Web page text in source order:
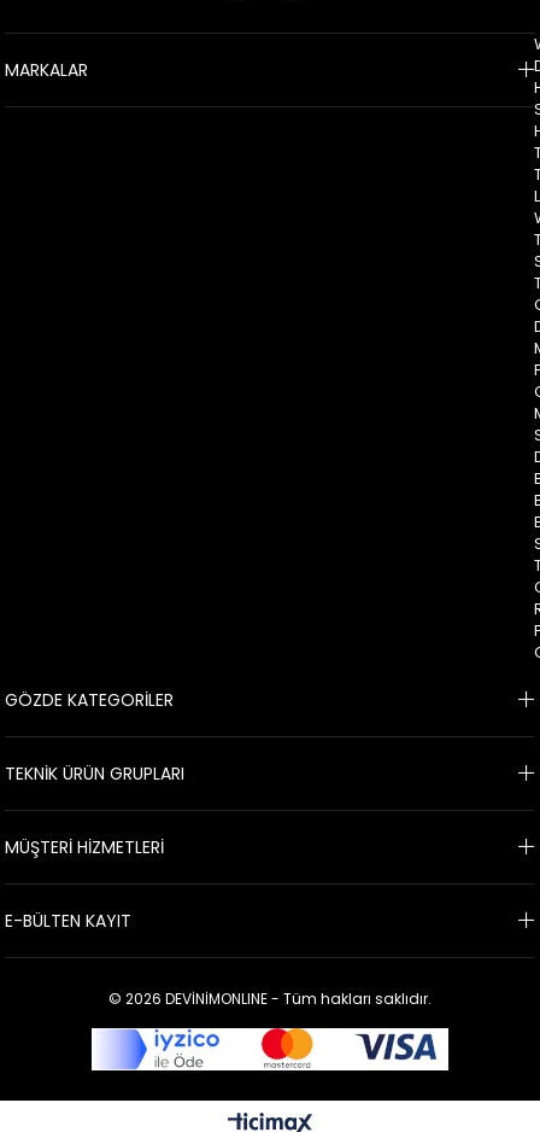
MARKALAR
GÖZDE KATEGORİLER
TEKNİK ÜRÜN GRUPLARI
MÜŞTERİ HİZMETLERİ
E-BÜLTEN KAYIT
© 2026 DEVİNİMONLINE - Tüm hakları saklıdır.